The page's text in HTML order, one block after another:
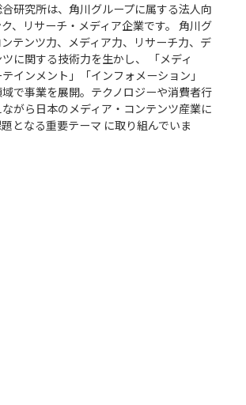
研究所は、角川グループに属する法人向
、リサーチ・メディア企業です。 角川グ
テンツ力、メディア力、リサーチ力、デ
に関する技術力を生かし、 「メディ
インメント」「インフォメーション」
で事業を展開。テクノロジーや消費者行
がら日本のメディア・コンテンツ産業に
となる重要テーマ に取り組んでいま